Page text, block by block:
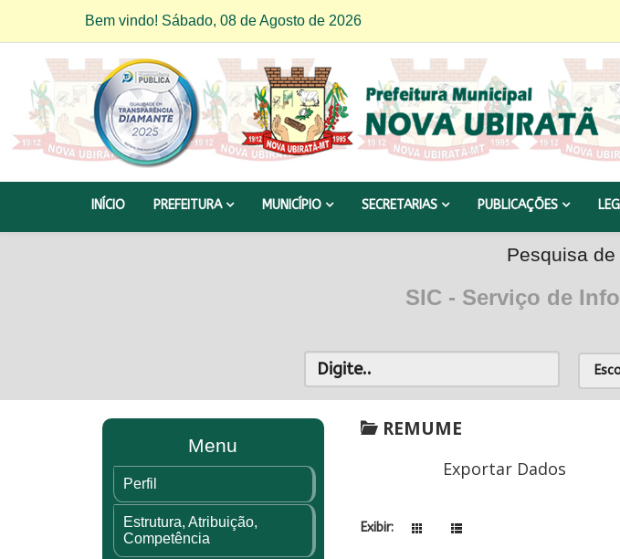
Bem vindo! Sábado, 08 de Agosto de 2026
INÍCIO PREFEITURA MUNICÍPIO SECRETARIAS PUBLICAÇÕES
Pesquisa
SIC - Serviço de
Menu
Perfil
Estrutura, Atribuição,
Competência
REMUME
Exportar Dados
Exibir: